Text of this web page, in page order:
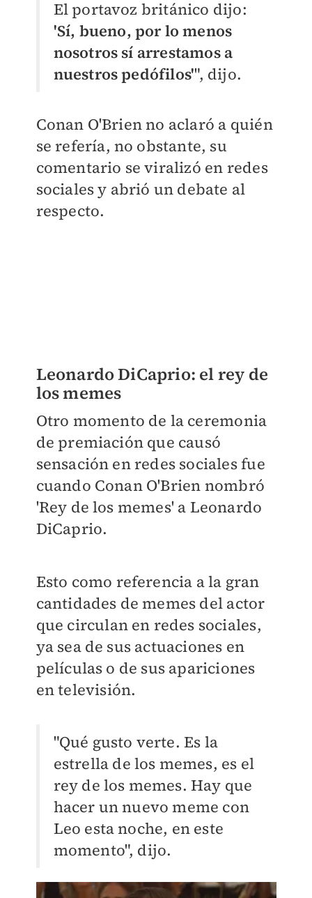
El portavoz británico dijo:
'Sí, bueno, por lo menos
nosotros sí arrestamos a
nuestros pedófilos'", dijo.
Conan O'Brien no aclaró a quién
se refería, no obstante, su
comentario se viralizó en redes
sociales y abrió un debate al
respecto.
Leonardo DiCaprio: el rey de
los memes
Otro momento de la ceremonia
de premiación que causó
sensación en redes sociales fue
cuando Conan O'Brien nombró
'Rey de los memes' a Leonardo
DiCaprio.
Esto como referencia a la gran
cantidades de memes del actor
que circulan en redes sociales,
ya sea de sus actuaciones en
películas o de sus apariciones
en televisión.
"Qué gusto verte. Es la
estrella de los memes, es el
rey de los memes. Hay que
hacer un nuevo meme con
Leo esta noche, en este
momento", dijo.